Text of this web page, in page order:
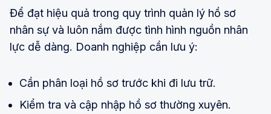
Để đạt hiệu quả trong quy trình quản lý hồ sơ
nhân sự và luôn nắm được tình hình nguồn nhân
lực dễ dàng. Doanh nghiệp cần lưu ý:
Cần phân loại hồ sơ trước khi đi lưu trữ.
Kiểm tra và cập nhập hồ sơ thường xuyên.